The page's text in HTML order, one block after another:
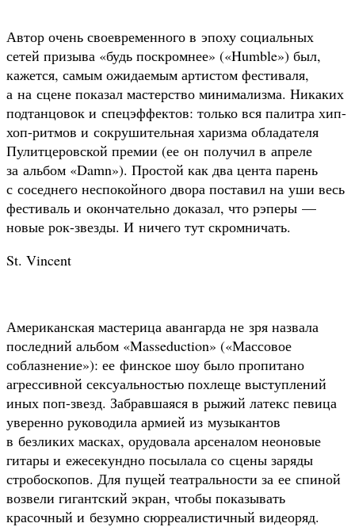
Автор очень своевременного в эпоху социальных
сетей призыва «будь поскромнее» («Humble») был,
кажется, самым ожидаемым артистом фестиваля,
а на сцене показал мастерство минимализма. Никаких
подтанцовок и спецэффектов: только вся палитра хип-
хоп-ритмов и сокрушительная харизма обладателя
Пулитцеровской премии (ее он получил в апреле
за альбом «Damn»). Простой как два цента парень
с соседнего неспокойного двора поставил на уши весь
фестиваль и окончательно доказал, что рэперы —
новые рок-звезды. И ничего тут скромничать.
St. Vincent
Американская мастерица авангарда не зря назвала
последний альбом «Masseduction» («Массовое
соблазнение»): ее финское шоу было пропитано
агрессивной сексуальностью похлеще выступлений
иных поп-звезд. Забравшаяся в рыжий латекс певица
уверенно руководила армией из музыкантов
в безликих масках, орудовала арсеналом неоновые
гитары и ежесекундно посылала со сцены заряды
стробоскопов. Для пущей театральности за ее спиной
возвели гигантский экран, чтобы показывать
красочный и безумно сюрреалистичный видеоряд.